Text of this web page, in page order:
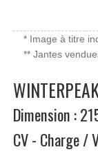
* Image à titre
** Jantes
Dimension :
CV - Charge /